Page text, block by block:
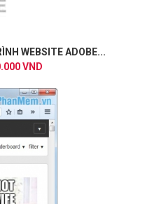
WEBSITE ADOBE...
VND